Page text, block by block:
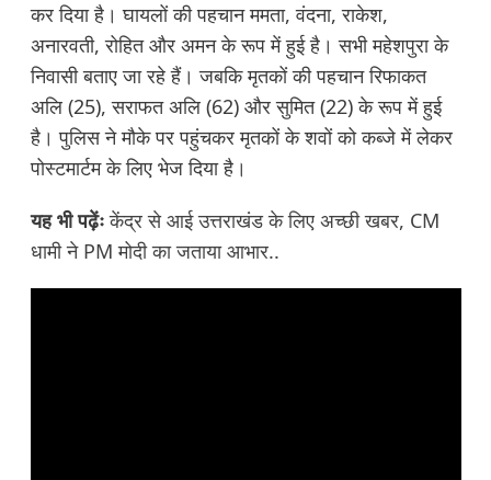
कर दिया है। घायलों की पहचान ममता, वंदना, राकेश,
अनारवती, रोहित और अमन के रूप में हुई है। सभी महेशपुरा के
निवासी बताए जा रहे हैं। जबकि मृतकों की पहचान रिफाकत
अलि (25), सराफत अलि (62) और सुमित (22) के रूप में हुई
है। पुलिस ने मौके पर पहुंचकर मृतकों के शवों को कब्जे में लेकर
पोस्टमार्टम के लिए भेज दिया है।
यह भी पढ़ेंः केंद्र से आई उत्तराखंड के लिए अच्छी खबर, CM
धामी ने PM मोदी का जताया आभार..